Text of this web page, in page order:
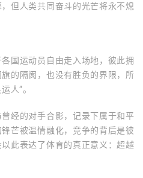
但人类共同奋斗的光芒将永不熄
国运动员自由走入场地，彼此拥
的隔阂，也没有胜负的界限，所
人”。
经的对手合影，记录下属于和平
芒被温情融化，竞争的背后是彼
此表达了体育的真正意义：超越